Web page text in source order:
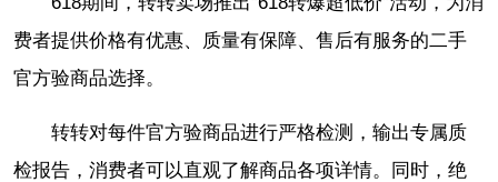
费者提供价格有优惠、质量有保障、售后有服务的二手
官方验商品选择。
转转对每件官方验商品进行严格检测，输出专属质
检报告，消费者可以直观了解商品各项详情。同时，绝